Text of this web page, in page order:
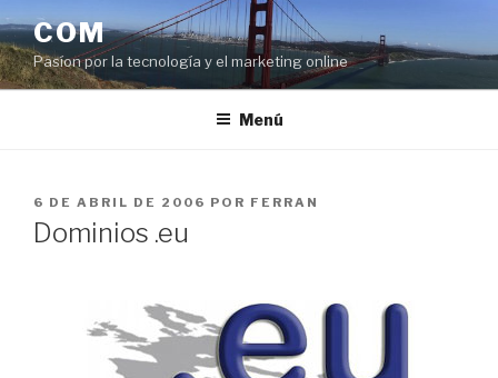
al
contenido
COM
Pasíon por la tecnología y el marketing online
Menú
PUBLICADO
EL
6 DE ABRIL DE 2006 POR FERRAN
Dominios .eu